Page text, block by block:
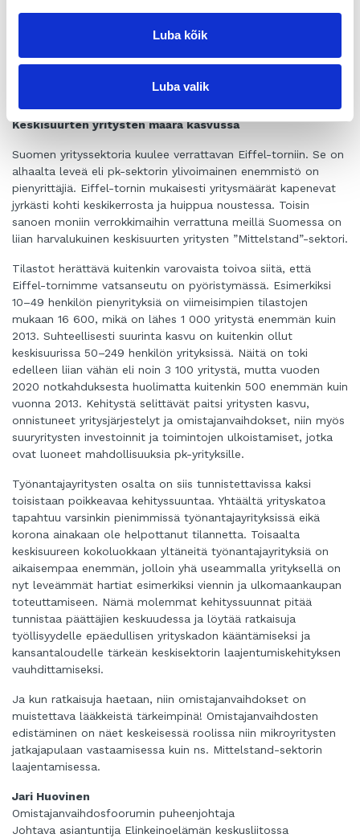
Luba kõik
Luba valik
sinänsä olisikin kannattava ja elinkelpoinen. Vuosittain arviolta
parituhatta toimintakykyistä yritystä joutuu lopettamaan
voimakkaimmin juuri näihin pienimpiin alle 10 henkilön
Keskisuurten yritysten määrä kasvussa
Suomen yrityssektoria kuulee verrattavan Eiffel-torniin. Se on
alhaalta leveä eli pk-sektorin ylivoimainen enemmistö on
pienyrittäjiä. Eiffel-tornin mukaisesti yritysmäärät kapenevat
jyrkästi kohti keskikerrosta ja huippua noustessa. Toisin
sanoen moniin verrokkimaihin verrattuna meillä Suomessa on
liian harvalukuinen keskisuurten yritysten ”Mittelstand”-sektori.
Tilastot herättävä kuitenkin varovaista toivoa siitä, että
Eiffel-tornimme vatsanseutu on pyöristymässä. Esimerkiksi
10–49 henkilön pienyrityksiä on viimeisimpien tilastojen
mukaan 16 600, mikä on lähes 1 000 yritystä enemmän kuin
2013. Suhteellisesti suurinta kasvu on kuitenkin ollut
keskisuurissa 50–249 henkilön yrityksissä. Näitä on toki
edelleen liian vähän eli noin 3 100 yritystä, mutta vuoden
2020 notkahduksesta huolimatta kuitenkin 500 enemmän kuin
vuonna 2013. Kehitystä selittävät paitsi yritysten kasvu,
onnistuneet yritysjärjestelyt ja omistajanvaihdokset, niin myös
suuryritysten investoinnit ja toimintojen ulkoistamiset, jotka
ovat luoneet mahdollisuuksia pk-yrityksille.
Työnantajayritysten osalta on siis tunnistettavissa kaksi
toisistaan poikkeavaa kehityssuuntaa. Yhtäältä yrityskatoa
tapahtuu varsinkin pienimmissä työnantajayrityksissä eikä
korona ainakaan ole helpottanut tilannetta. Toisaalta
keskisuureen kokoluokkaan yltäneitä työnantajayrityksiä on
aikaisempaa enemmän, jolloin yhä useammalla yrityksellä on
nyt leveämmät hartiat esimerkiksi viennin ja ulkomaankaupan
toteuttamiseen. Nämä molemmat kehityssuunnat pitää
tunnistaa päättäjien keskuudessa ja löytää ratkaisuja
työllisyydelle epäedullisen yrityskadon kääntämiseksi ja
kansantaloudelle tärkeän keskisektorin laajentumiskehityksen
vauhdittamiseksi.
Ja kun ratkaisuja haetaan, niin omistajanvaihdokset on
muistettava lääkkeistä tärkeimpinä! Omistajanvaihdosten
edistäminen on näet keskeisessä roolissa niin mikroyritysten
jatkajapulaan vastaamisessa kuin ns. Mittelstand-sektorin
laajentamisessa.
Jari Huovinen
Omistajanvaihdosfoorumin puheenjohtaja
Johtava asiantuntija Elinkeinoelämän keskusliitossa